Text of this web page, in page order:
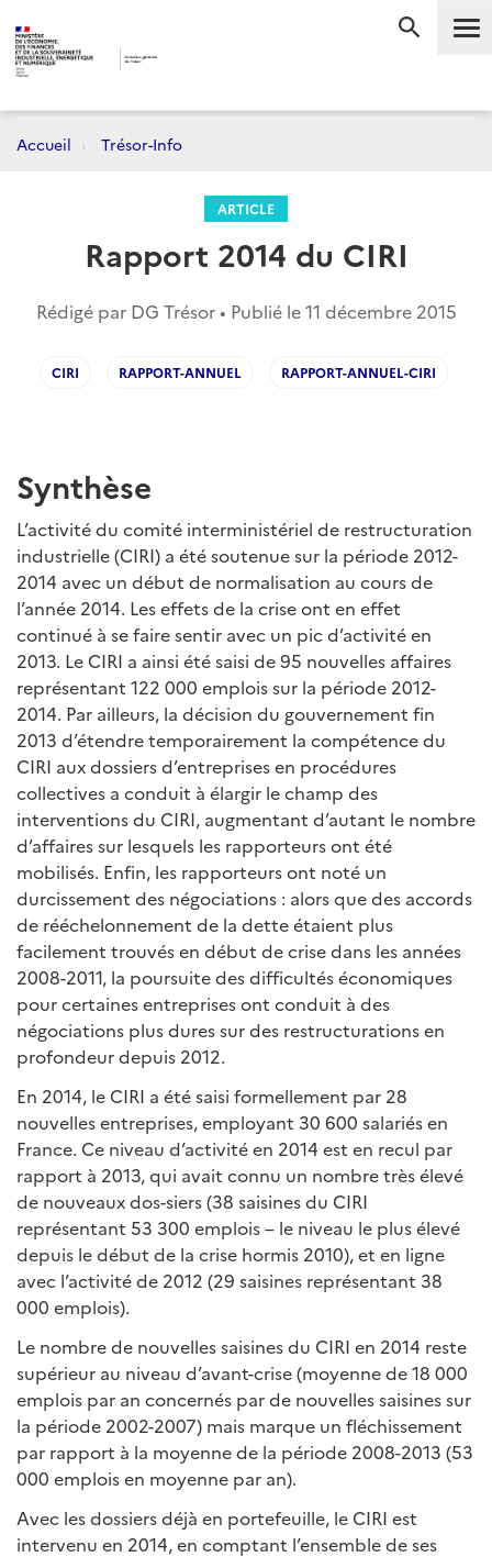
Accueil Trésor-Info
ARTICLE
Rapport 2014 du CIRI
Rédigé par DG Trésor • Publié le11 décembre 2015
CIRI RAPPORT-ANNUEL RAPPORT-ANNUEL-CIRI
Synthèse
L’activité du comité interministériel de restructuration
industrielle (CIRI) a été soutenue sur la période 2012-
2014 avec un début de normalisation au cours de
l’année 2014. Les effets de la crise ont en effet
continué à se faire sentir avec un pic d’activité en
2013. Le CIRI a ainsi été saisi de 95 nouvelles affaires
représentant 122 000 emplois sur la période 2012-
2014. Par ailleurs, la décision du gouvernement fin
2013 d’étendre temporairement la compétence du
CIRI aux dossiers d’entreprises en procédures
collectives a conduit à élargir le champ des
interventions du CIRI, augmentant d’autant le nombre
d’affaires sur lesquels les rapporteurs ont été
mobilisés. Enfin, les rapporteurs ont noté un
durcissement des négociations : alors que des accords
de rééchelonnement de la dette étaient plus
facilement trouvés en début de crise dans les années
2008-2011, la poursuite des difficultés économiques
pour certaines entreprises ont conduit à des
négociations plus dures sur des restructurations en
profondeur depuis 2012.
En 2014, le CIRI a été saisi formellement par 28
nouvelles entreprises, employant 30 600 salariés en
France. Ce niveau d’activité en 2014 est en recul par
rapport à 2013, qui avait connu un nombre très élevé
de nouveaux dos-siers (38 saisines du CIRI
représentant 53 300 emplois – le niveau le plus élevé
depuis le début de la crise hormis 2010), et en ligne
avec l’activité de 2012 (29 saisines représentant 38
000 emplois).
Le nombre de nouvelles saisines du CIRI en 2014 reste
supérieur au niveau d’avant-crise (moyenne de 18 000
emplois par an concernés par de nouvelles saisines sur
la période 2002-2007) mais marque un fléchissement
par rapport à la moyenne de la période 2008-2013 (53
000 emplois en moyenne par an).
Avec les dossiers déjà en portefeuille, le CIRI est
intervenu en 2014, en comptant l’ensemble de ses